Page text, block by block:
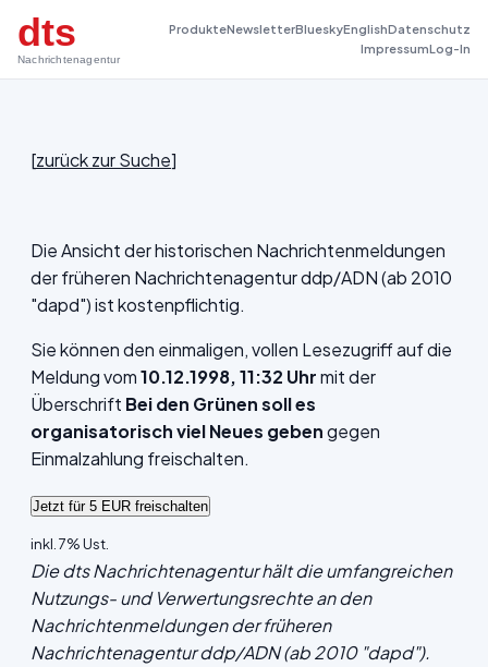
dts
Nachrichtenagentur
ProdukteNewsletterBlueskyEnglishDatenschutz
ImpressumLog-In
[zurück zur Suche]
Die Ansicht der historischen Nachrichtenmeldungen
der früheren Nachrichtenagentur ddp/ADN (ab 2010
"dapd") ist kostenpflichtig.
Sie können den einmaligen, vollen Lesezugriff auf die
Meldung vom10.12.1998, 11:32 Uhrmit der
Überschrift Bei den Grünen soll es
organisatorisch viel Neues gebengegen
Einmalzahlung freischalten.
inkl. 7% Ust.
Die dts Nachrichtenagentur hält die umfangreichen
Nutzungs- und Verwertungsrechte an den
Nachrichtenmeldungen der früheren
Nachrichtenagentur ddp/ADN (ab 2010 "dapd").